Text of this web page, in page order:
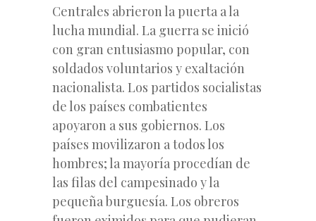
Centrales abrieron la puerta a la
lucha mundial. La guerra se inició
con gran entusiasmo popular, con
soldados voluntarios y exaltación
nacionalista. Los partidos socialistas
de los países combatientes
apoyaron a sus gobiernos. Los
países movilizaron a todos los
hombres; la mayoría procedían de
las filas del campesinado y la
pequeña burguesía. Los obreros